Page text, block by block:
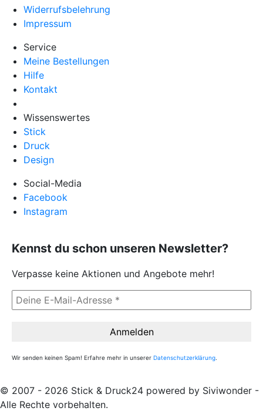
Widerrufsbelehrung
Impressum
Service
Meine Bestellungen
Hilfe
Kontakt
Wissenswertes
Stick
Druck
Design
Social-Media
Facebook
Instagram
Kennst du schon unseren Newsletter?
Verpasse keine Aktionen und Angebote mehr!
Wir senden keinen Spam! Erfahre mehr in unserer Datenschutzerklärung.
© 2007 - 2026 Stick & Druck24 powered by Siviwonder -
Alle Rechte vorbehalten.